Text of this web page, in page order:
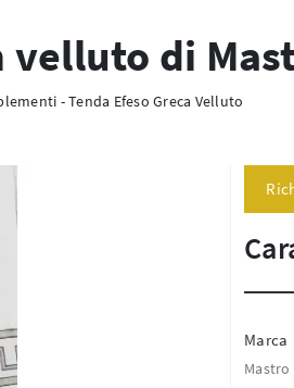
velluto di
-Tenda Efeso Greca Velluto
Marca
Mastro